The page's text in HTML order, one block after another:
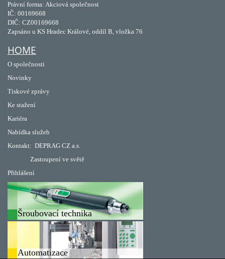
Právní forma: Akciová společnost
IČ: 00169668
DIČ: CZ00169668
Zapsáno u KS Hradec Králové, oddíl B, vložka 76
HOME
O společnosti
Novinky
Tiskové zprávy
Ke stažení
Kariéra
Nabídka služeb
Kontakt: DEPRAG CZ a.s.
Zastoupení ve světě
Přihlášení
Šroubovací technika
Automatizace